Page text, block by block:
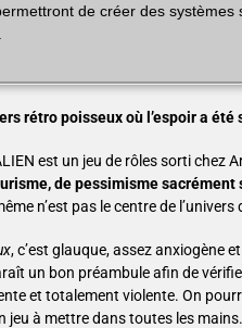
de créer des
rétro poisseux où l’espoir a
est un jeu de rôles sorti chez
de pessimisme
n’est pas le centre de
, c’est glauque, assez anxiogène
un bon préambule afin de
et totalement violente. On
jeu à mettre dans toutes les mains.